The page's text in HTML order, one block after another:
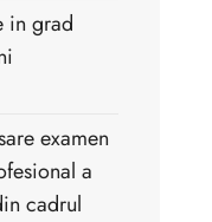
in grad
examen
a
cadrul